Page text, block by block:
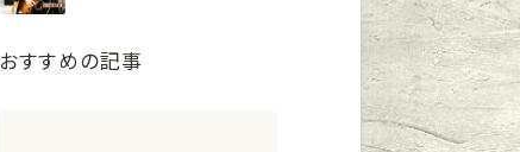
おすすめの記事